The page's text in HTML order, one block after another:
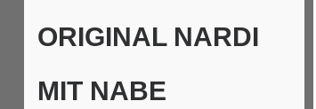
ORIGINAL NARDI
MIT NABE